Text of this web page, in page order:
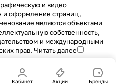
Кабинет Акции Бренды
и видео
и оформление страниц,
являются объектами
собственность,
и международными
прав. Читать далее